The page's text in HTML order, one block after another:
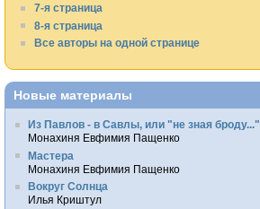
7-я страница
8-я страница
Все авторы на одной странице
Новые материалы
Из Павлов - в Савлы, или "не зная броду..."
Монахиня Евфимия Пащенко
Мастера
Монахиня Евфимия Пащенко
Вокруг Солнца
Илья Криштул